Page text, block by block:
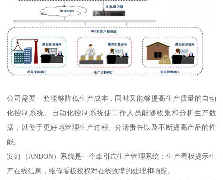
公司需要一套能够降低生产成本，同时又能够提高生产质量的自动
化控制系统。自动化控制系统使工作人员能够收集和分析生产数
据，以便于更好地管理生产过程、分清责任以及不断提高产品的性
能。
安灯（ANDON）系统是一个牵引式生产管理系统：生产看板提示生
产在线信息，维修看板授权对在线故障的处理和响应。